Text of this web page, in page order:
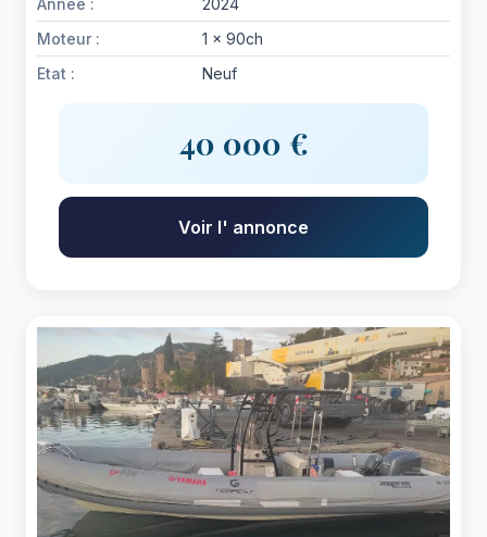
Année :
2024
Moteur :
1 x 90ch
Etat :
Neuf
40 000 €
Voir l' annonce